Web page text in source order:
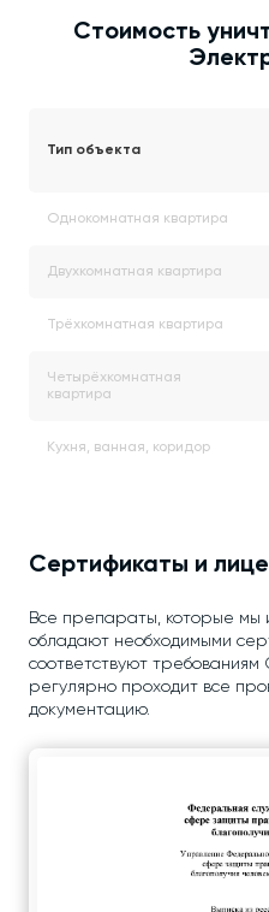
Стоимость
Тип объекта
Однокомнатная квартира
Двухкомнатная квартира
Трёхкомнатная квартира
Четырёхкомнатная
квартира
Кухня, ванная, коридор
Сертификаты и
Все препараты, которые мы
обладают необходимыми
соответствуют
регулярно проходит все
документацию.